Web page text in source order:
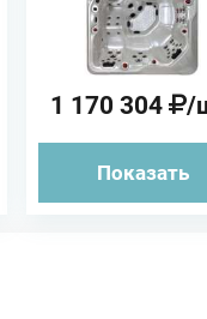
1 170 304 /
Показать